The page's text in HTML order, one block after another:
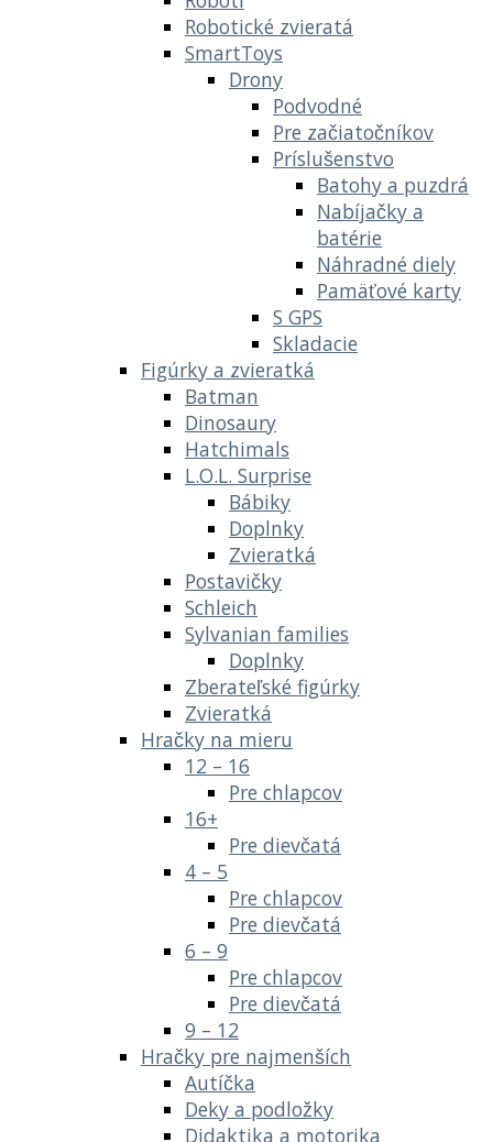
Robotické zvieratá
SmartToys
Drony
Podvodné
Pre začiatočníkov
Príslušenstvo
Batohy a puzdrá
Nabíjačky a
batérie
Náhradné diely
Pamäťové karty
S GPS
Skladacie
Figúrky a zvieratká
Batman
Dinosaury
Hatchimals
L.O.L. Surprise
Bábiky
Doplnky
Zvieratká
Postavičky
Schleich
Sylvanian families
Doplnky
Zberateľské figúrky
Zvieratká
Hračky na mieru
12 – 16
Pre chlapcov
16+
Pre dievčatá
4 – 5
Pre chlapcov
Pre dievčatá
6 – 9
Pre chlapcov
Pre dievčatá
9 – 12
Hračky pre najmenších
Autíčka
Deky a podložky
Didaktika a motorika